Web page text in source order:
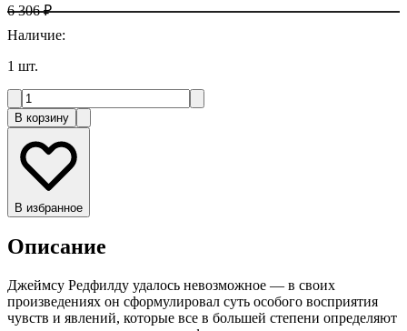
6 306 ₽
Наличие:
1 шт.
В корзину
В избранное
Описание
Джеймсу Редфилду удалось невозможное — в своих
произведениях он сформулировал суть особого восприятия
чувств и явлений, которые все в большей степени определяют